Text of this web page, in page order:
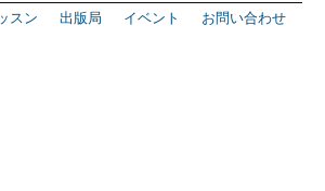
スン 出版局 イベント お問い合わせ